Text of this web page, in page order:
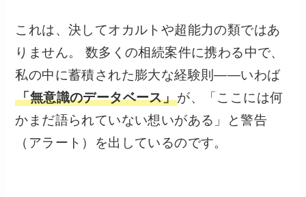
これは、決してオカルトや超能力の類ではあ
りません。 数多くの相続案件に携わる中で、
私の中に蓄積された膨大な経験則――いわば
「無意識のデータベース」が、「ここには何
かまだ語られていない想いがある」と警告
（アラート）を出しているのです。